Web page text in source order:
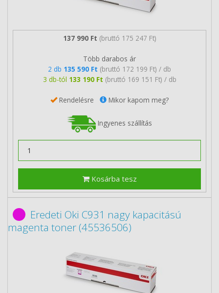
137 990 Ft (bruttó 175 247 Ft)
Több darabos ár
2 db 135 590 Ft (bruttó 172 199 Ft) / db
3 db-tól 133 190 Ft (bruttó 169 151 Ft) / db
Rendelésre Mikor kapom meg?
Ingyenes szállítás
Kosárba tesz
Eredeti Oki C931 nagy kapacitású
magenta toner (45536506)